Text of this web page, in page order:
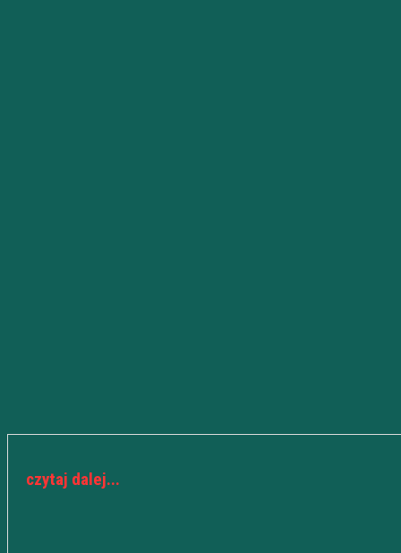
czytaj dalej...